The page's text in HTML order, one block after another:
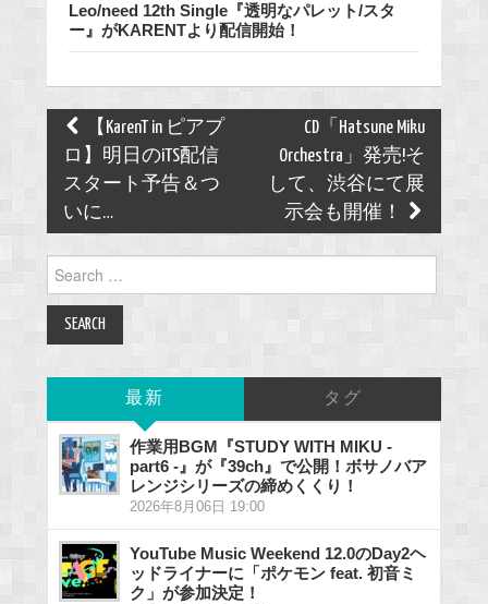
Leo/need 12th Single『透明なパレット/スタ
ー』がKARENTより配信開始！
Post
navigation
【KarenT in ピアプ
ロ】明日のiTS配信
スタート予告＆つ
いに…
CD「Hatsune Miku
Orchestra」発売!そ
して、渋谷にて展
示会も開催！
for:
最新 タグ
作業用BGM『STUDY WITH MIKU -
part6 -』が『39ch』で公開！ボサノバア
レンジシリーズの締めくくり！
2026年8月06日 19:00
YouTube Music Weekend 12.0のDay2ヘ
ッドライナーに「ポケモン feat. 初音ミ
ク」が参加決定！